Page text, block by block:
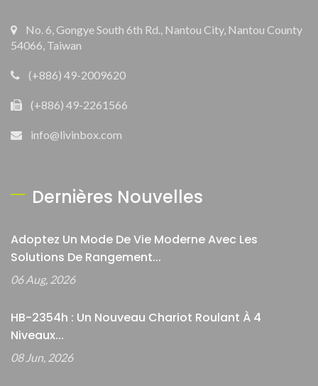
No. 6, Gongye South 6th Rd., Nantou City, Nantou County
54066, Taiwan
(+886) 49-2009620
(+886) 49-2261566
info@livinbox.com
Dernières Nouvelles
Adoptez Un Mode De Vie Moderne Avec Les
Solutions De Rangement...
06 Aug, 2026
HB-2354h : Un Nouveau Chariot Roulant À 4
Niveaux...
08 Jun, 2026